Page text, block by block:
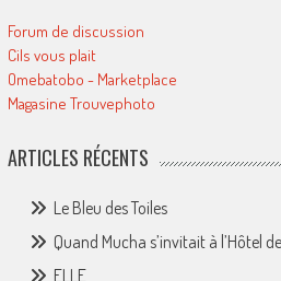
Forum de discussion
Cils vous plait
Omebatobo - Marketplace
Magasine Trouvephoto
ARTICLES RÉCENTS
Le Bleu des Toiles
Quand Mucha s’invitait à l’Hôtel
ELLE